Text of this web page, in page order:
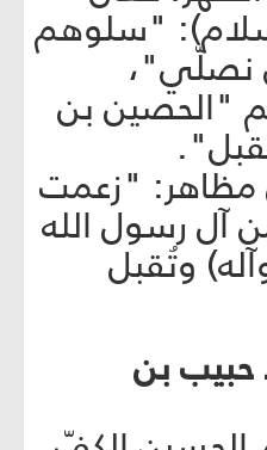
"سلوهم
نصلّي"،
"الحصين بن
مظاهر: "زعمت
آل رسول الله
وتُقبل
بن